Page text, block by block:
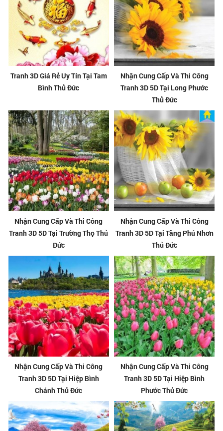
Tranh 3D Giá Rẻ Uy Tín Tại Tam
Bình Thủ Đức
Nhận Cung Cấp Và Thi Công
Tranh 3D 5D Tại Long Phước
Thủ Đức
Nhận Cung Cấp Và Thi Công
Tranh 3D 5D Tại Trường Thọ Thủ
Đức
Nhận Cung Cấp Và Thi Công
Tranh 3D 5D Tại Tăng Phú Nhơn
Thủ Đức
Nhận Cung Cấp Và Thi Công
Tranh 3D 5D Tại Hiệp Bình
Chánh Thủ Đức
Nhận Cung Cấp Và Thi Công
Tranh 3D 5D Tại Hiệp Bình
Phước Thủ Đức